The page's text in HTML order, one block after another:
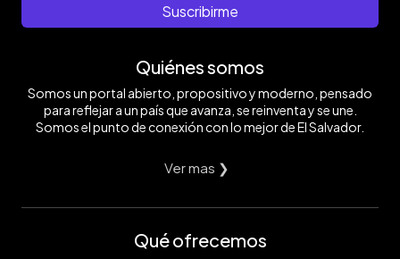
Suscribirme
Quiénes somos
Somos un portal abierto, propositivo y moderno, pensado
para reflejar a un país que avanza, se reinventa y se une.
Somos el punto de conexión con lo mejor de El Salvador.
Ver mas ❯
Qué ofrecemos